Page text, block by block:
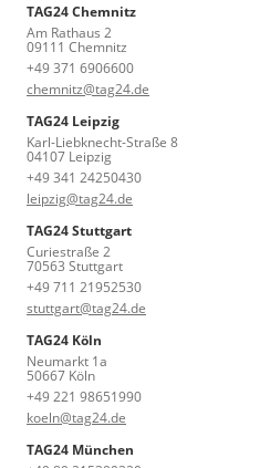
TAG24 Chemnitz
Am Rathaus 2
09111 Chemnitz
+49 371 6906600
chemnitz@tag24.de
TAG24 Leipzig
Karl-Liebknecht-Straße 8
04107 Leipzig
+49 341 24250430
leipzig@tag24.de
TAG24 Stuttgart
Curiestraße 2
70563 Stuttgart
+49 711 21952530
stuttgart@tag24.de
TAG24 Köln
Neumarkt 1a
50667 Köln
+49 221 98651990
koeln@tag24.de
TAG24 München